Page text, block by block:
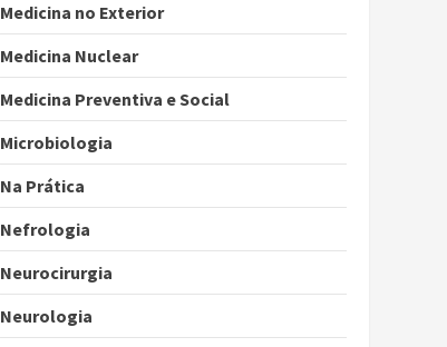
Medicina no Exterior
Medicina Nuclear
Medicina Preventiva e Social
Microbiologia
Na Prática
Nefrologia
Neurocirurgia
Neurologia